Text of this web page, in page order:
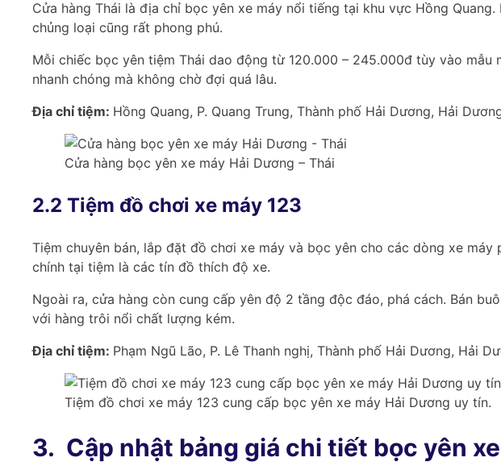
Cửa hàng Thái là địa chỉ bọc yên xe máy nổi tiếng tại khu vực Hồng
chủng loại cũng rất phong phú.
Mỗi chiếc bọc yên tiệm Thái dao động từ 120.000 – 245.000đ tùy vào
nhanh chóng mà không chờ đợi quá lâu.
Địa chỉ tiệm: Hồng Quang, P. Quang Trung, Thành phố Hải Dương, Hải
Cửa hàng bọc yên xe máy Hải Dương – Thái
2.2 Tiệm đồ chơi xe máy 123
Tiệm chuyên bán, lắp đặt đồ chơi xe máy và bọc yên cho các dòng xe
chính tại tiệm là các tín đồ thích độ xe.
Ngoài ra, cửa hàng còn cung cấp yên độ 2 tầng độc đáo, phá cách. Bán
với hàng trôi nổi chất lượng kém.
Địa chỉ tiệm: Phạm Ngũ Lão, P. Lê Thanh nghị, Thành phố Hải Dương, Hải
Tiệm đồ chơi xe máy 123 cung cấp bọc yên xe máy Hải Dương uy tín.
3. Cập nhật bảng giá chi tiết bọc yên